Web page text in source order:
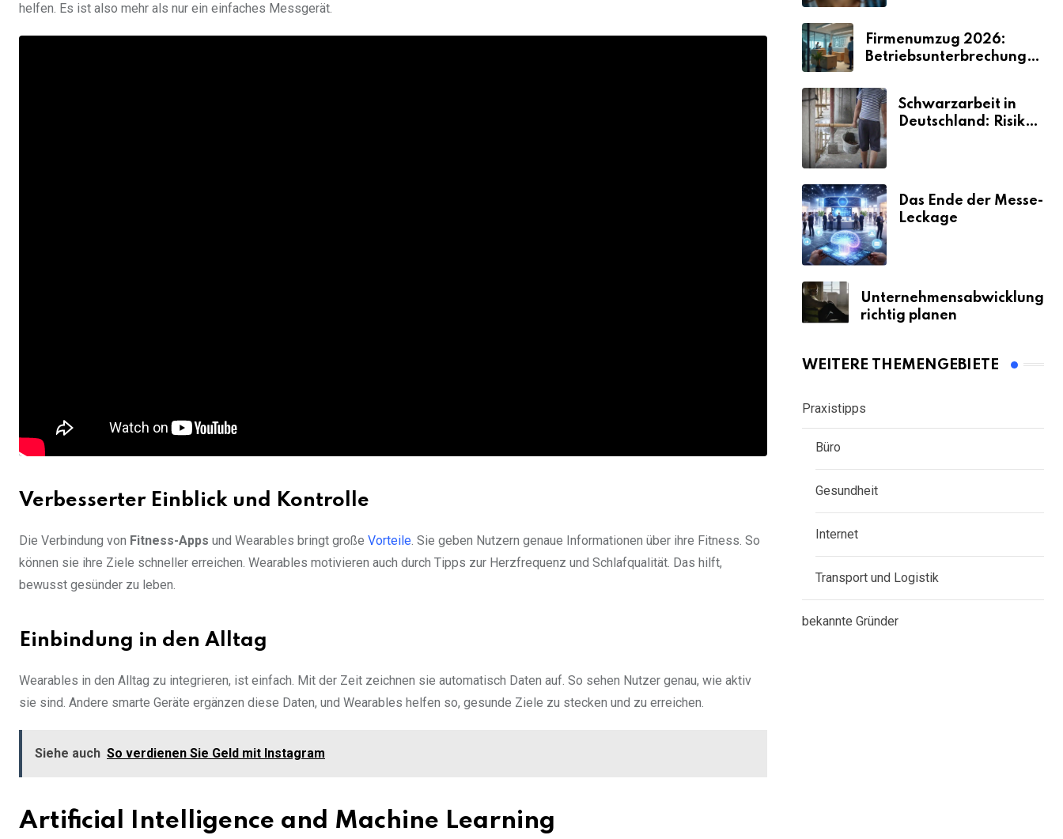
helfen. Es ist also mehr als nur ein einfaches Messgerät.
Verbesserter Einblick und Kontrolle
Die Verbindung von Fitness-Apps und Wearables bringt große Vorteile. Sie geben Nutzern genaue Informationen über ihre Fitness. So
können sie ihre Ziele schneller erreichen. Wearables motivieren auch durch Tipps zur Herzfrequenz und Schlafqualität. Das hilft,
bewusst gesünder zu leben.
Einbindung in den Alltag
Wearables in den Alltag zu integrieren, ist einfach. Mit der Zeit zeichnen sie automatisch Daten auf. So sehen Nutzer genau, wie aktiv
sie sind. Andere smarte Geräte ergänzen diese Daten, und Wearables helfen so, gesunde Ziele zu stecken und zu erreichen.
Siehe auch So verdienen Sie Geld mit Instagram
Artificial Intelligence and Machine Learning
Firmenumzug 2026:
Betriebsunterbrechungen
Schwarzarbeit in
Deutschland: Risiken
Das Ende der Messe-
Leckage
Unternehmensabwicklung
richtig planen
WEITERE THEMENGEBIETE
Praxistipps
Büro
Gesundheit
Internet
Transport und Logistik
bekannte Gründer